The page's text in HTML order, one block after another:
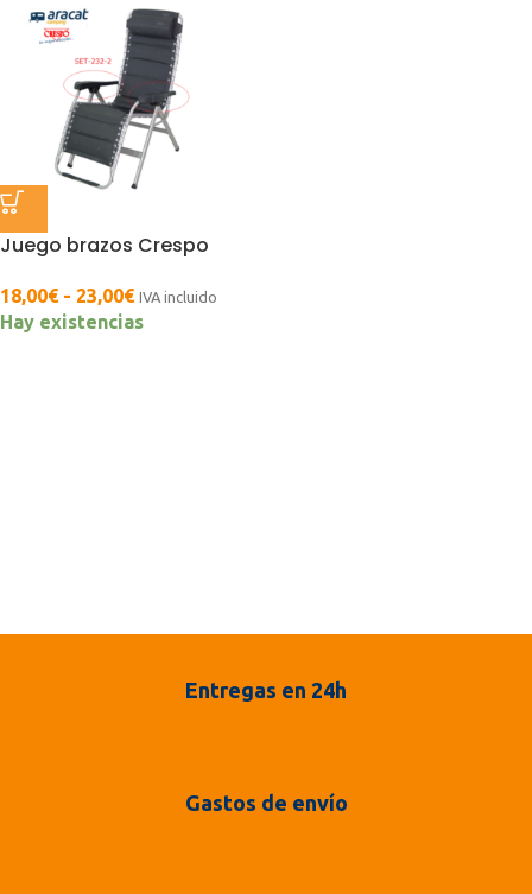
Juego brazos Crespo
18,00€ - 23,00€ IVA incluido
Hay existencias
Entregas en 24h
Gastos de envío